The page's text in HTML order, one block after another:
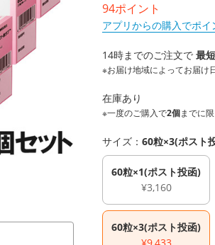
94ポイント
アプリからの購入でポイ
14時までのご注文で 最
※お届け地域によってお届け
在庫あり
※一度のご購入で2個までに
サイズ： 60粒×3(ポスト
60粒×1(ポスト投函)
¥3,160
60粒×3(ポスト投函)